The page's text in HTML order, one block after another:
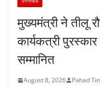
मुख्यमंत्री ने तीलू
कार्यकत्री
सम्मानित
August 8, 2026 Pahad